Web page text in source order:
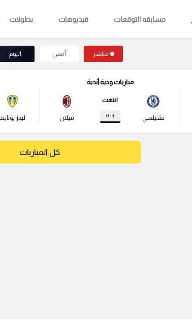
مسابقه التوقعات فيديوهات بطولات
مباشر أمس اليوم
مباريات ودية أندية
تشيلسي
انتهت
3 : 0 ميلان ليدز يونايتد
كل المباريات